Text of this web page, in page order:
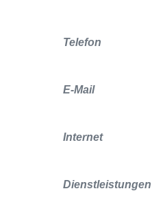
Telefon
E-Mail
Internet
Dienstleistungen